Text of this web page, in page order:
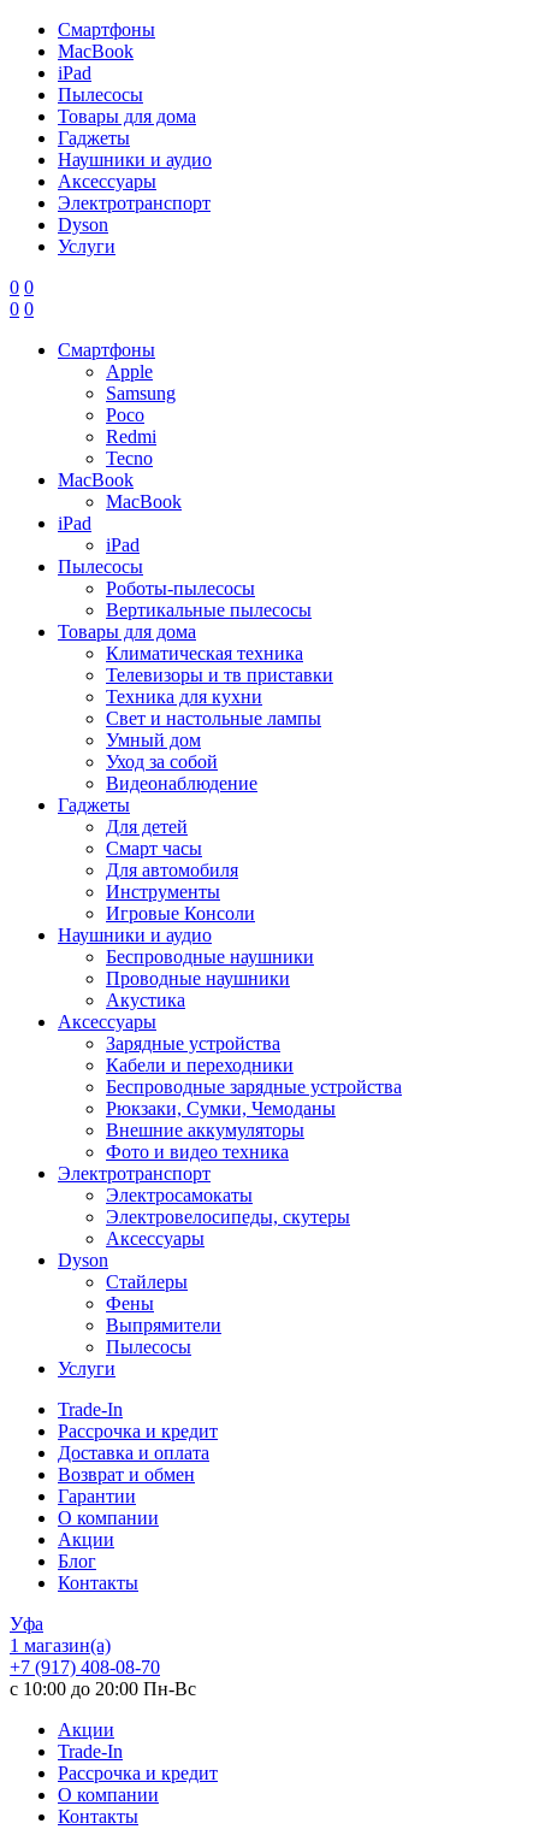
Смартфоны
MacBook
iPad
Пылесосы
Товары для дома
Гаджеты
Наушники и аудио
Аксессуары
Электротранспорт
Dyson
Услуги
0 0
0 0
Смартфоны
Apple
Samsung
Poco
Redmi
Tecno
MacBook
MacBook
iPad
iPad
Пылесосы
Роботы-пылесосы
Вертикальные пылесосы
Товары для дома
Климатическая техника
Телевизоры и тв приставки
Техника для кухни
Свет и настольные лампы
Умный дом
Уход за собой
Видеонаблюдение
Гаджеты
Для детей
Смарт часы
Для автомобиля
Инструменты
Игровые Консоли
Наушники и аудио
Беспроводные наушники
Проводные наушники
Акустика
Аксессуары
Зарядные устройства
Кабели и переходники
Беспроводные зарядные устройства
Рюкзаки, Сумки, Чемоданы
Внешние аккумуляторы
Фото и видео техника
Электротранспорт
Электросамокаты
Электровелосипеды, скутеры
Аксессуары
Dyson
Стайлеры
Фены
Выпрямители
Пылесосы
Услуги
Trade-In
Рассрочка и кредит
Доставка и оплата
Возврат и обмен
Гарантии
О компании
Акции
Блог
Контакты
Уфа
1 магазин(а)
+7 (917) 408-08-70
с 10:00 до 20:00 Пн-Вс
Акции
Trade-In
Рассрочка и кредит
О компании
Контакты